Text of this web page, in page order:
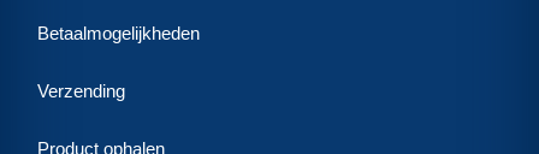
Betaalmogelijkheden
Verzending
Product ophalen